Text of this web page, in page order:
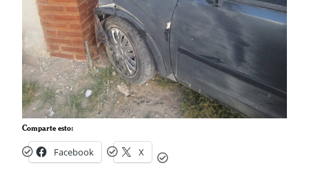
Comparte esto:
Facebook X